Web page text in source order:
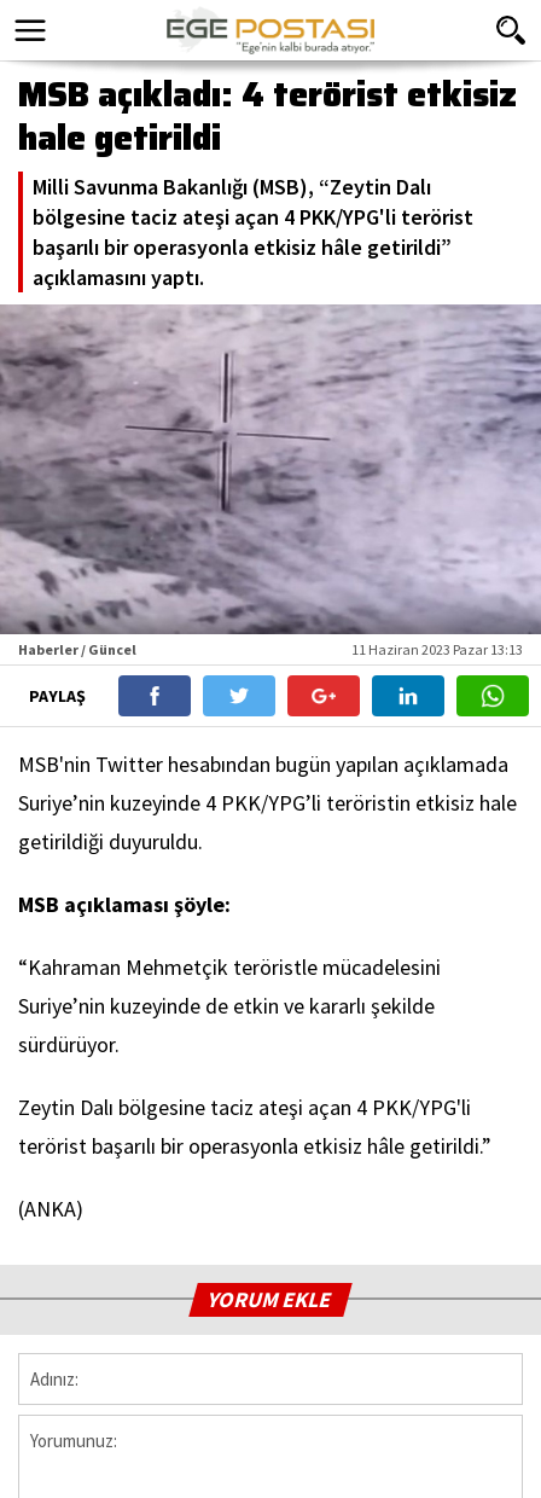
MSB açıkladı: 4 terörist etkisiz
hale getirildi
Milli Savunma Bakanlığı (MSB), “Zeytin Dalı
bölgesine taciz ateşi açan 4 PKK/YPG'li terörist
başarılı bir operasyonla etkisiz hâle getirildi”
açıklamasını yaptı.
Haberler / Güncel 11 Haziran 2023 Pazar 13:13
PAYLAŞ
MSB'nin Twitter hesabından bugün yapılan açıklamada
Suriye’nin kuzeyinde 4 PKK/YPG’li teröristin etkisiz hale
getirildiği duyuruldu.
MSB açıklaması şöyle:
“Kahraman Mehmetçik teröristle mücadelesini
Suriye’nin kuzeyinde de etkin ve kararlı şekilde
sürdürüyor.
Zeytin Dalı bölgesine taciz ateşi açan 4 PKK/YPG'li
terörist başarılı bir operasyonla etkisiz hâle getirildi.”
(ANKA)
YORUM EKLE